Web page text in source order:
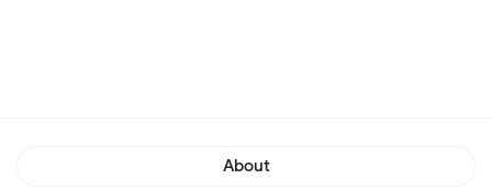
About